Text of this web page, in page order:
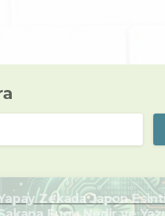
Zekada Japon